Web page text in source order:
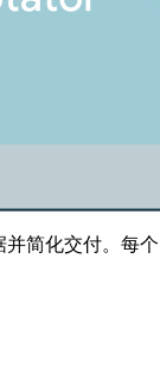
并简化交付。每个